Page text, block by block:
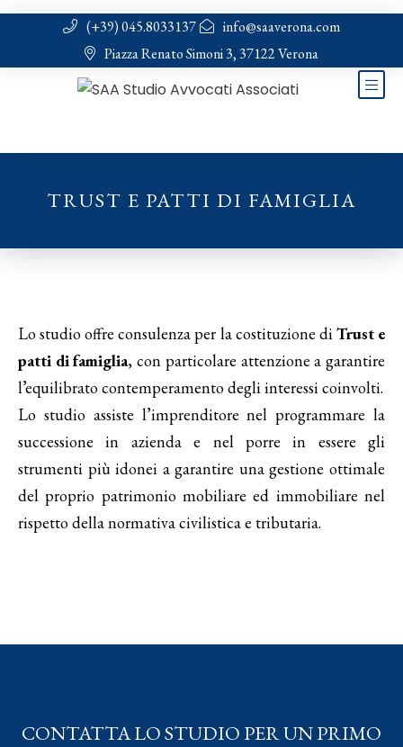
(+39) 045.8033137
info@saaverona.com
Piazza Renato Simoni 3, 37122 Verona
TRUST E PATTI DI FAMIGLIA
Lo studio offre consulenza per la costituzione diTrust e
patti di famiglia, con particolare attenzione a garantire
l’equilibrato contemperamento degli interessi coinvolti.
Lo studio assiste l’imprenditore nel programmare la
successione in azienda e nel porre in essere gli
strumenti più idonei a garantire una gestione ottimale
del proprio patrimonio mobiliare ed immobiliare nel
rispetto della normativa civilistica e tributaria.
CONTATTA LO STUDIO PER UN PRIMO